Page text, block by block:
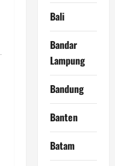
Bali
Bandar
Lampung
Bandung
Banten
Batam